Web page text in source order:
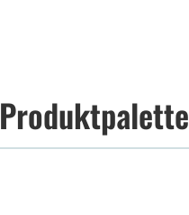
Produktpalette